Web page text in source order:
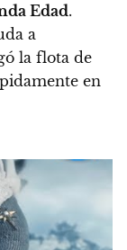
Edad.
a
la flota de
en